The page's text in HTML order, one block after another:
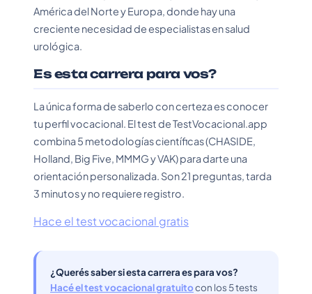
América del Norte y Europa, donde hay una
creciente necesidad de especialistas en salud
urológica.
Es esta carrera para vos?
La única forma de saberlo con certeza es conocer
tu perfil vocacional. El test de TestVocacional.app
combina 5 metodologías científicas (CHASIDE,
Holland, Big Five, MMMG y VAK) para darte una
orientación personalizada. Son 21 preguntas, tarda
3 minutos y no requiere registro.
Hace el test vocacional gratis
¿Querés saber si esta carrera es para vos?
Hacé el test vocacional gratuitocon los 5 tests